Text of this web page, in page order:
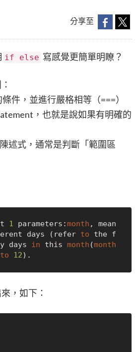
分享至
if else 寫感覺更簡單明瞭？
件，並進行嚴格相等（===）
，也就是說如果有明確的
述式，通常是判斷「範圍區
1 parameters:month , mean
days (refer to the f
days in this month (month
to 12
，如下：